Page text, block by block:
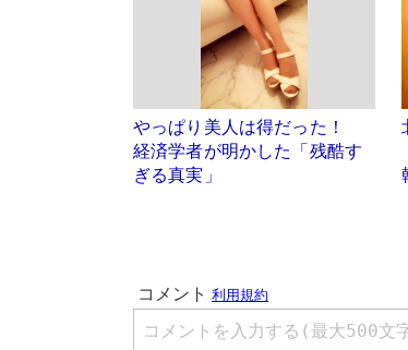
やっぱり美人は得だった！
経済学者が明かした「残酷す
ぎる真実」